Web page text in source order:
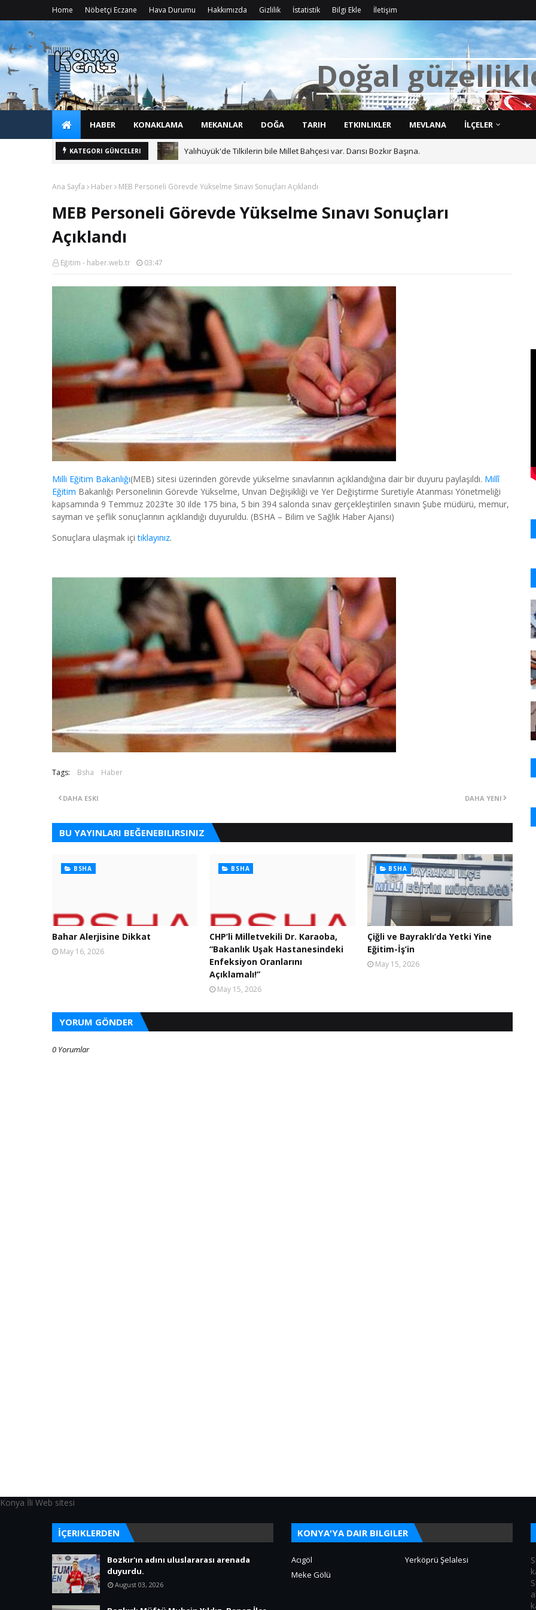
Home Nöbetçi Eczane Hava Durumu Hakkımızda Gizlilik İstatistik Bilgi Ekle İletişim
Doğal güzellikl
HABER KONAKLAMA MEKANLAR DOĞA TARIH ETKINLIKLER MEVLANA İLÇELER
KATEGORI GÜNCELERI Yalıhüyük'de Tilkilerin bile Millet Bahçesi var. Darısı Bozkır Başına.
Ana Sayfa Haber MEB Personeli Görevde Yükselme Sınavı Sonuçları Açıklandı
MEB Personeli Görevde Yükselme Sınavı Sonuçları
Açıklandı
Eğitim - haber.web.tr 03:47
Milli Eğitim Bakanlığı(MEB) sitesi üzerinden görevde yükselme sınavlarının açıklandığına dair bir duyuru paylaşıldı. Millî
Eğitim Bakanlığı Personelinin Görevde Yükselme, Unvan Değişikliği ve Yer Değiştirme Suretiyle Atanması Yönetmeliği
kapsamında 9 Temmuz 2023’te 30 ilde 175 bina, 5 bin 394 salonda sınav gerçekleştirilen sınavın Şube müdürü, memur,
sayman ve şeflik sonuçlarının açıklandığı duyuruldu. (BSHA – Bilim ve Sağlık Haber Ajansı)
Sonuçlara ulaşmak içitıklayınız.
Tags: Bsha Haber
DAHA YENI
DAHA ESKI
BU YAYINLARI BEĞENEBILIRSINIZ
BSHA
Bahar Alerjisine Dikkat
May 16, 2026
BSHA
CHP’li Milletvekili Dr. Karaoba,
“Bakanlık Uşak Hastanesindeki
Enfeksiyon Oranlarını
Açıklamalı!”
May 15, 2026
BSHA
Çiğli ve Bayraklı’da Yetki Yine
Eğitim-İş’in
May 15, 2026
YORUM GÖNDER
0 Yorumlar
Konya İli Web sitesi
İÇERIKLERDEN
Bozkır'ın adını uluslararası arenada
duyurdu.
August 03, 2026
KONYA'YA DAIR BILGILER
Acıgöl
Yerköprü Şelalesi
Meke Gölü